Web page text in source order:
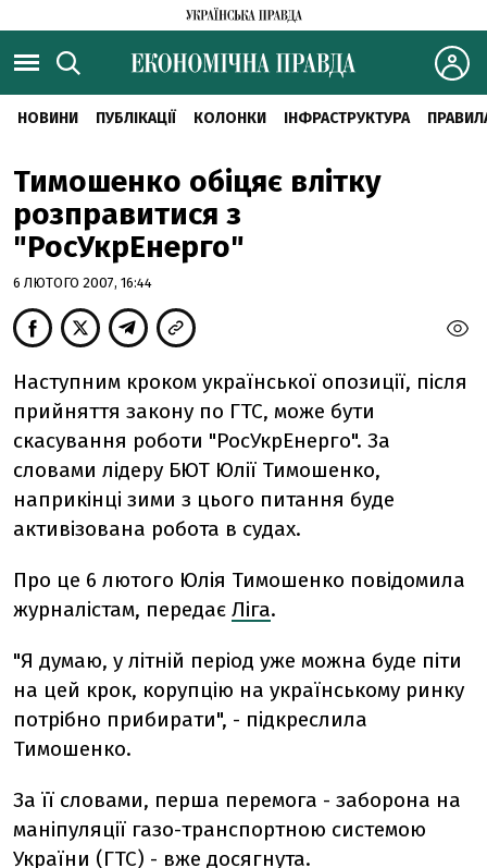
НОВИНИ ПУБЛІКАЦІЇ КОЛОНКИ ІНФРАСТРУКТУРА
Тимошенко обіцяє влітку
розправитися з
"РосУкрЕнерго"
6 ЛЮТОГО 2007, 16:44
Наступним кроком української опозиції, після
прийняття закону по ГТС, може бути
скасування роботи "РосУкрЕнерго". За
словами лідеру БЮТ Юлії Тимошенко,
наприкінці зими з цього питання буде
активізована робота в судах.
Про це 6 лютого Юлія Тимошенко повідомила
журналістам, передає Ліга.
"Я думаю, у літній період уже можна буде піти
на цей крок, корупцію на українському ринку
потрібно прибирати", - підкреслила
Тимошенко.
За її словами, перша перемога - заборона на
маніпуляції газо-транспортною системою
України (ГТС) - вже досягнута.